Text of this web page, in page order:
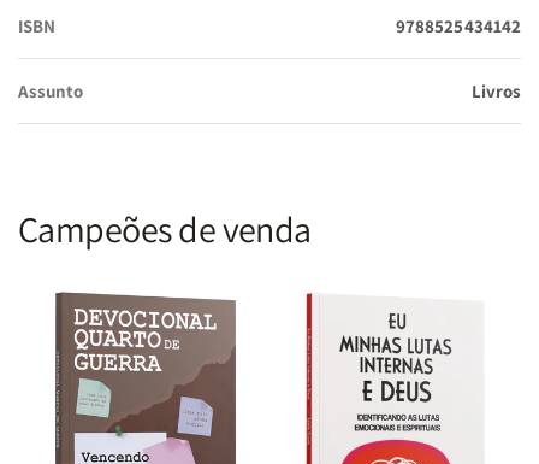
ISBN 9788525434142
Assunto Livros
Campeões de venda